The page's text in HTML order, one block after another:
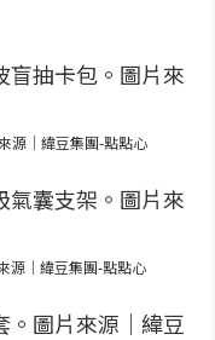
源｜緯豆集團-點點心
源｜緯豆集團-點點心